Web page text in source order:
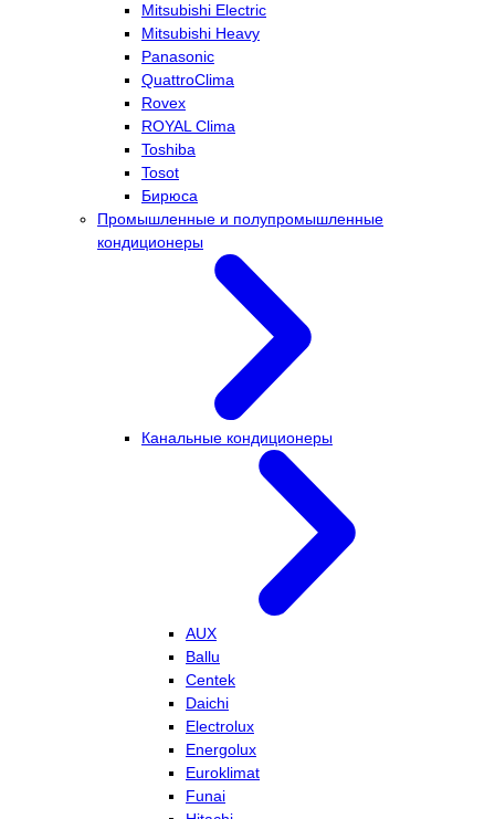
Mitsubishi Electric
Mitsubishi Heavy
Panasonic
QuattroClima
Rovex
ROYAL Clima
Toshiba
Tosot
Бирюса
Промышленные и полупромышленные
кондиционеры
Канальные кондиционеры
AUX
Ballu
Centek
Daichi
Electrolux
Energolux
Euroklimat
Funai